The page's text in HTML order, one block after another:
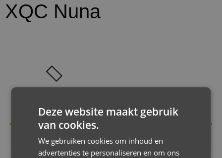
XQC Nuna
Klant komt overeen met zone 'Nederland'
Deze website maakt gebruik
van cookies.
We gebruiken cookies om inhoud en
advertenties te personaliseren en om ons